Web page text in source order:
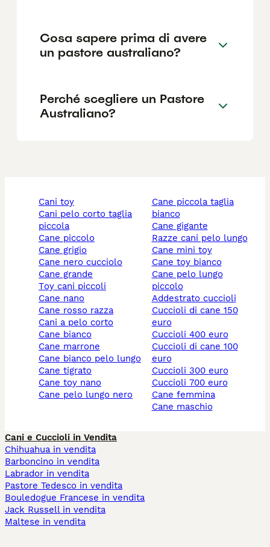
Cosa sapere prima di avere
un pastore australiano?
Perché scegliere un Pastore
Australiano?
cani toy
cani pelo corto taglia
piccola
cane piccolo
cane grigio
cane nero cucciolo
cane grande
toy cani piccoli
cane nano
cane rosso razza
cani a pelo corto
cane bianco
cane marrone
cane bianco pelo lungo
cane tigrato
cane toy nano
cane pelo lungo nero
cane piccola taglia
bianco
cane gigante
razze cani pelo lungo
cane mini toy
cane toy bianco
cane pelo lungo
piccolo
addestrato cuccioli
cuccioli di cane 150
euro
cuccioli 400 euro
cuccioli di cane 100
euro
cuccioli 300 euro
cuccioli 700 euro
cane femmina
cane maschio
Cani e Cuccioli in Vendita
Chihuahua in vendita
Barboncino in vendita
Labrador in vendita
Pastore Tedesco in vendita
Bouledogue Francese in vendita
Jack Russell in vendita
Maltese in vendita